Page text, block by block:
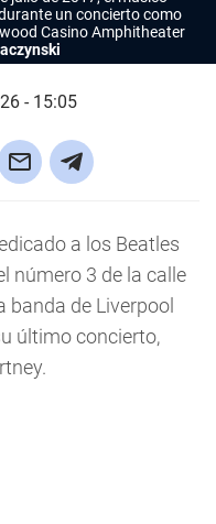
un concierto como
Casino Amphitheater
- 15:05
a los Beatles
número 3 de la calle
banda de Liverpool
último concierto,